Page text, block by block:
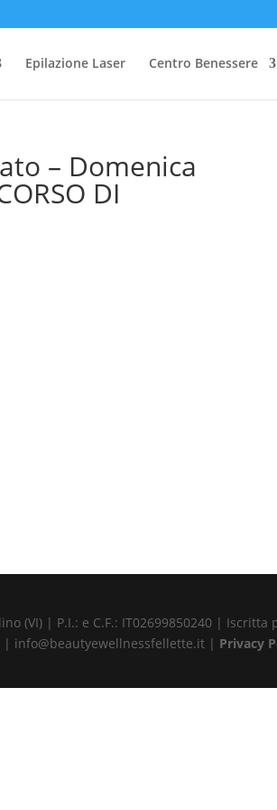
Epilazione Laser Centro Benessere
– Domenica
DI
(VI) | P.I.: e C.F.: IT02699850240 |
| info@beautyewellnessfellette.it | Privacy